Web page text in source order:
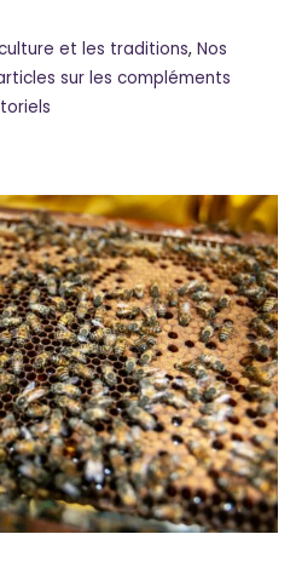
et les traditions, Nos
sur les compléments